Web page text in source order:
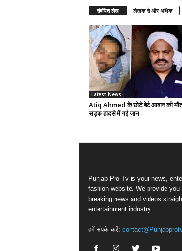
संबंधित लेख लेखक से और अधिक
Latest News
Atiq Ahmed के छोटे बेटे आबान की
सड़क हादसे में गई जान
Punjab Pro Tv is your news,
fashion website. We provide you
breaking news and videos
entertainment industry.
हमें संपर्क करें: